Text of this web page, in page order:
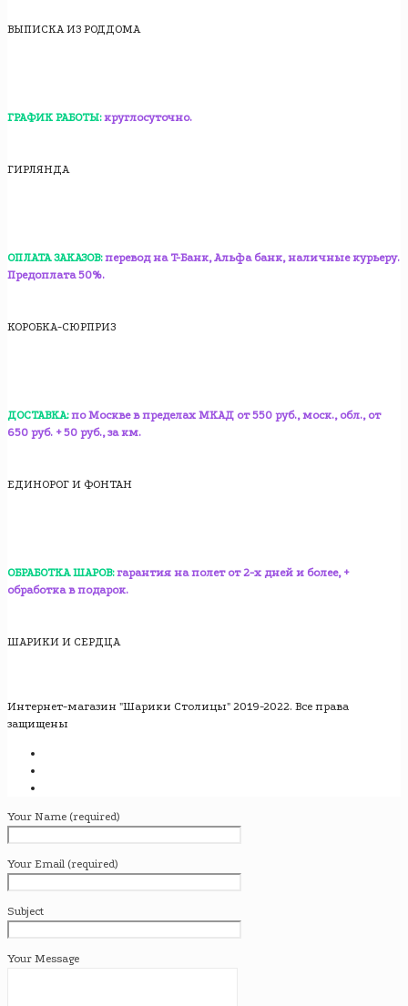
размер
ВЫПИСКА ИЗ РОДДОМА
ГРАФИК РАБОТЫ: круглосуточно.
ГИРЛЯНДА
ОПЛАТА ЗАКАЗОВ: перевод на T-Банк, Альфа банк, наличные курьеру.
Предоплата 50%.
КОРОБКА-СЮРПРИЗ
ДОСТАВКА: по Москве в пределах МКАД от 550 руб., моск., обл., от
650 руб. + 50 руб., за км.
ЕДИНОРОГ И ФОНТАН
ОБРАБОТКА ШАРОВ: гарантия на полет от 2-х дней и более, +
обработка в подарок.
ШАРИКИ И СЕРДЦА
Интернет-магазин "Шарики Столицы" 2019-2022. Все права
защищены
Your Name (required)
Your Email (required)
Subject
Your Message